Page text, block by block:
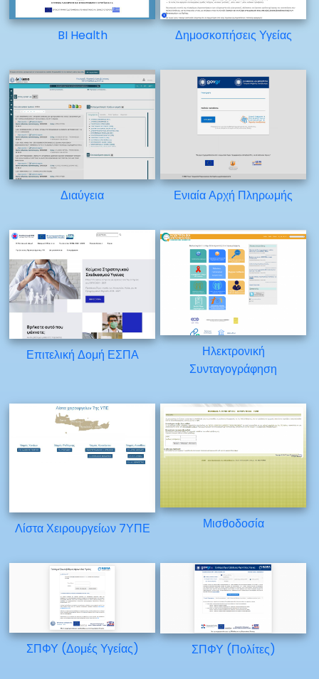
BI Health Δημοσκοπήσεις Υγείας
Διαύγεια Ενιαία Αρχή Πληρωμής
Επιτελική Δομή ΕΣΠΑ
Ηλεκτρονική
Συνταγογράφηση
Λίστα Χειρουργείων 7ΥΠΕ Μισθοδοσία
ΣΠΦΥ (Δομές Υγείας) ΣΠΦΥ (Πολίτες)